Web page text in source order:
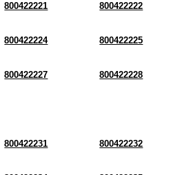
800422221 800422222
800422224 800422225
800422227 800422228
800422231 800422232